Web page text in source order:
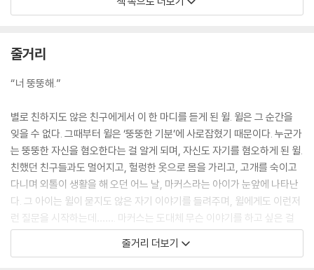
다들
이쪽을 보면서
듣고 있었다.
“너 뚱뚱해.
다들
그렇게 생각해.”
--- p.10
너무 슬픈 마음을
잊으려고
줄거리
“너 뚱뚱해.”
별로 친하지도 않은 친구에게서 이 한 마디를 듣게 된 윌. 윌은 그 순간을
잊을 수 없다. 그때부터 윌은 ‘뚱뚱한 기분’에 사로잡혔기 때문이다. 누군가
는 뚱뚱한 자신을 혐오한다는 걸 알게 되며, 자신도 자기를 혐오하게 된 윌.
친했던 친구들과도 멀어지고, 헐렁한 옷으로 몸을 가리고, 고개를 숙이고
다니며 외톨이 생활을 해 오던 어느 날, 마커스라는 아이가 눈앞에 나타난
다. 그 아이는 윌이 묻지도 않은 자기 이야기를 들려주며, 윌에게도 이런저
런 질문을 시작하는데……. 마커스는 도대체 무슨 이야기를 하고 싶은 걸
까? 왜 이런 이야기를 윌에게 하는 거지?
줄거리 더보기